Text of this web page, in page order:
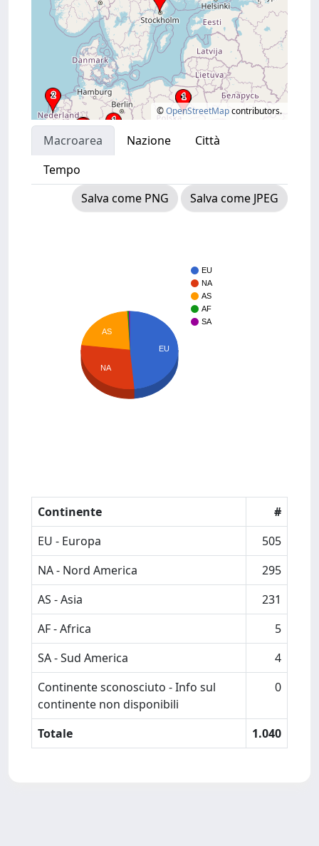
©OpenStreetMapcontributors.
Macroarea Nazione
Città
Tempo
Salva come PNG
Salva come JPEG
EU
NA
AS
AF
SA
EU
AS
NA
Continente
#
EU - Europa
505
NA - Nord America
295
AS - Asia
231
AF - Africa
5
SA - Sud America
4
Continente sconosciuto - Info sul
continente non disponibili
0
Totale 1.040